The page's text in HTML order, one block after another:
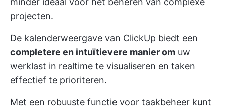
minder ideaal voor het beheren van complexe
projecten.
De kalenderweergave van ClickUp biedt een
completere en intuïtievere manier om uw
werklast in realtime te visualiseren en taken
effectief te prioriteren.
Met een robuuste functie voor taakbeheer kunt